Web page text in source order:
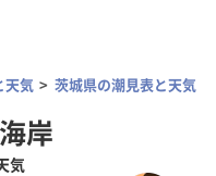
天気 茨城県の潮見表と天気
岸
気